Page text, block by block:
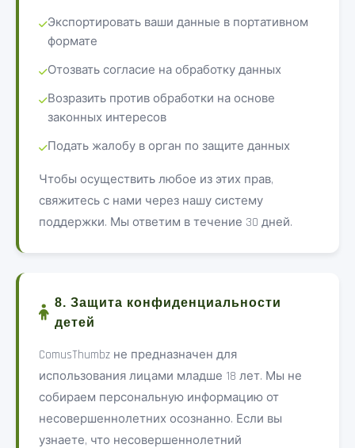
Экспортировать ваши данные в портативном
формате
Отозвать согласие на обработку данных
Возразить против обработки на основе
законных интересов
Подать жалобу в орган по защите данных
Чтобы осуществить любое из этих прав,
свяжитесь с нами через нашу систему
поддержки. Мы ответим в течение 30 дней.
8. Защита конфиденциальности
детей
ComusThumbz не предназначен для
использования лицами младше 18 лет. Мы не
собираем персональную информацию от
несовершеннолетних осознанно. Если вы
узнаете, что несовершеннолетний